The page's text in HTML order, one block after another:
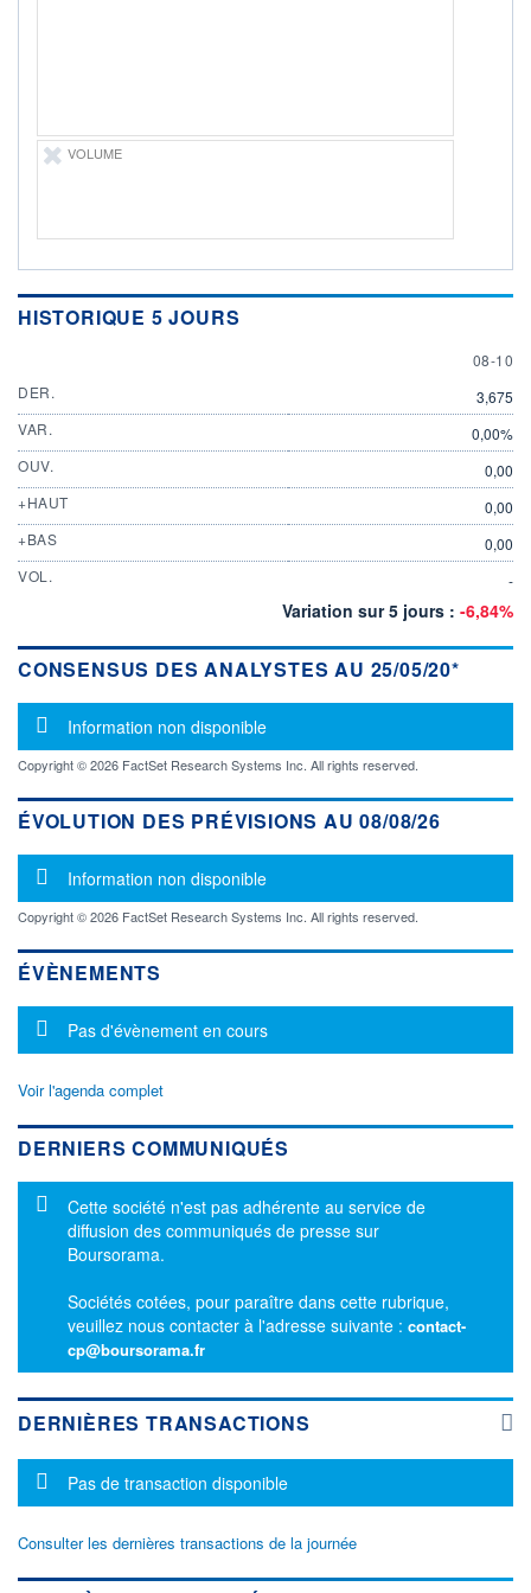
Non éligible
VOLUME
HISTORIQUE 5 JOURS
8
08-10
DER.
3,675
VAR.
0,00%
OUV.
0,00
+HAUT
0,00
+BAS
0,00
VOL.
-
Variation sur 5 jours : -6,84%
CONSENSUS DES ANALYSTES AU 25/05/20*
Message d'information
Information non disponible
Copyright © 2026 FactSet Research Systems Inc. All rights reserved.
ÉVOLUTION DES PRÉVISIONS AU 08/08/26
Message d'information
Information non disponible
Copyright © 2026 FactSet Research Systems Inc. All rights reserved.
ÉVÈNEMENTS
Message d'information
Pas d'évènement en cours
Voir l'agenda complet
DERNIERS COMMUNIQUÉS
Message d'information
Cette société n'est pas adhérente au service de
diffusion des communiqués de presse sur
Boursorama.
Sociétés cotées, pour paraître dans cette rubrique,
veuillez nous contacter à l'adresse suivante : contact-
cp@boursorama.fr
DERNIÈRES TRANSACTIONS
Message d'information
Pas de transaction disponible
Consulter les dernières transactions de la journée